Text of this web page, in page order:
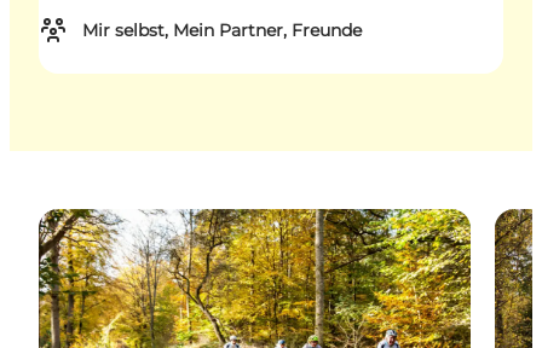
Mir selbst, Mein Partner, Freunde